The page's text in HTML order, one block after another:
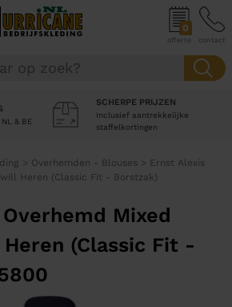
0
offerte contact
& BE
SCHERPE PRIJZEN
Inclusief aantrekkelijke
staffelkortingen
> Overhemden - Blouses > Ernst Alexis
Heren (Classic Fit - Borstzak)
Mixed
(Classic Fit -